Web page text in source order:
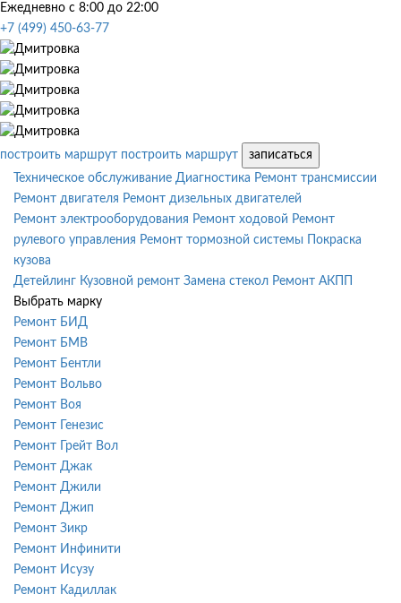
Ежедневно с 8:00 до 22:00
+7 (499) 450-63-77
построить маршрут построить маршрут
записаться
Техническое обслуживание Диагностика Ремонт трансмиссии
Ремонт двигателя Ремонт дизельных двигателей
Ремонт электрооборудования Ремонт ходовой Ремонт
рулевого управления Ремонт тормозной системы
Покраска
кузова
Детейлинг Кузовной ремонт Замена стекол Ремонт АКПП
Выбрать марку
Ремонт БИД
Ремонт БМВ
Ремонт Бентли
Ремонт Вольво
Ремонт Воя
Ремонт Генезис
Ремонт Грейт Вол
Ремонт Джак
Ремонт Джили
Ремонт Джип
Ремонт Зикр
Ремонт Инфинити
Ремонт Исузу
Ремонт Кадиллак